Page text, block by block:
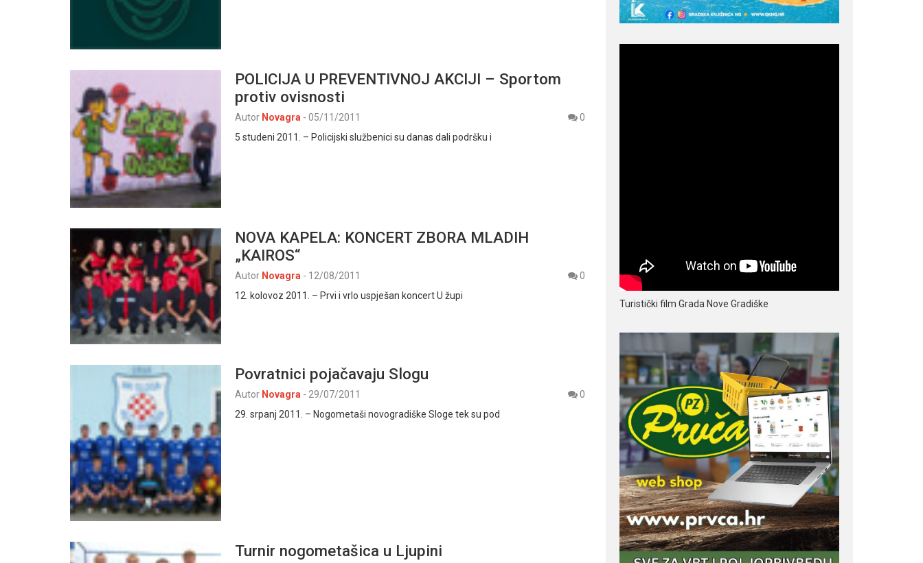
POLICIJA U PREVENTIVNOJ AKCIJI – Sportom
protiv ovisnosti
Autor Novagra - 05/11/2011
0
5 studeni 2011. – Policijski službenici su danas dali podršku i
NOVA KAPELA: KONCERT ZBORA MLADIH
„KAIROS“
Autor Novagra - 12/08/2011
0
12. kolovoz 2011. – Prvi i vrlo uspješan koncert U župi
Povratnici pojačavaju Slogu
Autor Novagra - 29/07/2011
0
29. srpanj 2011. – Nogometaši novogradiške Sloge tek su pod
Turnir nogometašica u Ljupini
Turistički film Grada Nove Gradiške